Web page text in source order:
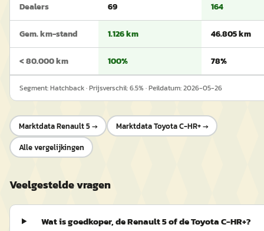
Dealers 69 164
Gem. km-stand 1.126 km 46.805 km
< 80.000 km 100% 78%
Segment:Hatchback· Prijsverschil:6.5% · Peildatum:2026-05-26
MarktdataRenault 5→ MarktdataToyota C-HR+→
Alle vergelijkingen
Veelgestelde vragen
Wat is goedkoper, de Renault 5 of de Toyota C-HR+?